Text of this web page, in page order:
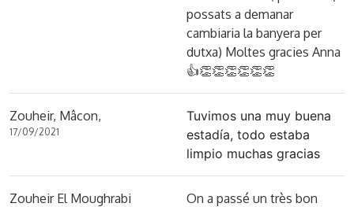
possats a demanar
cambiaria la banyera per
dutxa) Moltes gracies Anna
👍👏👏👏👏👏👏
Zouheir, Mâcon,
17/09/2021
Tuvimos una muy buena
estadía, todo estaba
limpio muchas gracias
Zouheir El Moughrabi
On a passé un très bon